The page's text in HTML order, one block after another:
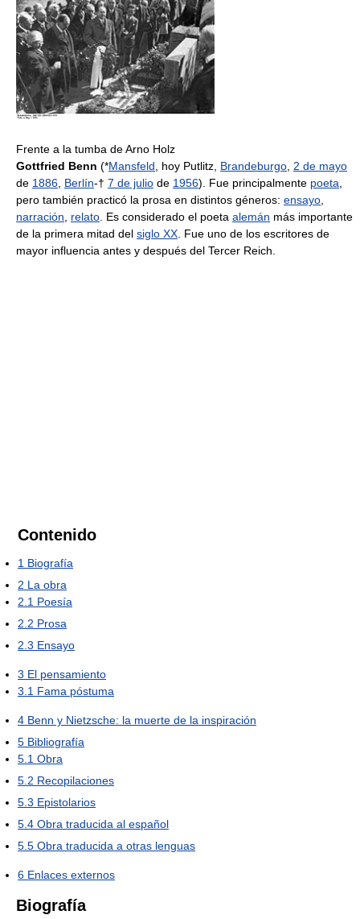
Frente a la tumba de Arno Holz
Gottfried Benn (*Mansfeld , hoy Putlitz, Brandeburgo 2 de mayo
de 1886 Berlín-† 7 de julio de 1956). Fue principalmente poeta
pero también practicó la prosa en distintos géneros: ensayo
narración
relato . Es considerado el poeta alemán más importante
de la primera mitad del siglo XX . Fue uno de los escritores de
mayor influencia antes y después del Tercer Reich.
Contenido
1 Biografía
2 La obra
2.1 Poesía
2.2 Prosa
2.3 Ensayo
3 El pensamiento
3.1 Fama póstuma
4 Benn y Nietzsche: la muerte de la inspiración
5 Bibliografía
5.1 Obra
5.2 Recopilaciones
5.3 Epistolarios
5.4 Obra traducida al español
5.5 Obra traducida a otras lenguas
6 Enlaces externos
Biografía